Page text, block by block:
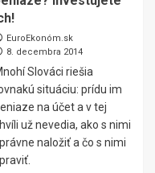
EuroEkonóm.sk
8. decembra 2014
Slováci riešia
situáciu: prídu im
na účet a v tej
už nevedia, ako s nimi
naložiť a čo s nimi